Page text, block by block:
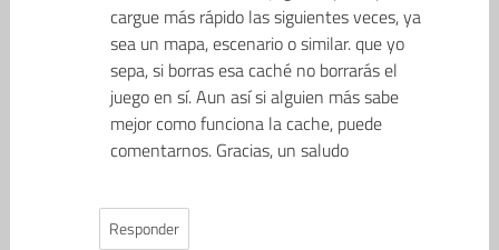
cargue más rápido las siguientes veces, ya
sea un mapa, escenario o similar. que yo
sepa, si borras esa caché no borrarás el
juego en sí. Aun así si alguien más sabe
mejor como funciona la cache, puede
comentarnos. Gracias, un saludo
Responder